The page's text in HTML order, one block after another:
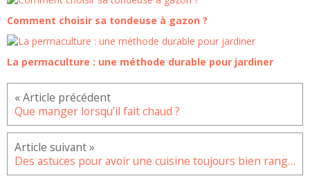
Comment choisir sa tondeuse à gazon ?
La permaculture : une méthode durable pour jardiner
Que manger lorsqu’il fait chaud ?
Des astuces pour avoir une cuisine toujours bien rangée